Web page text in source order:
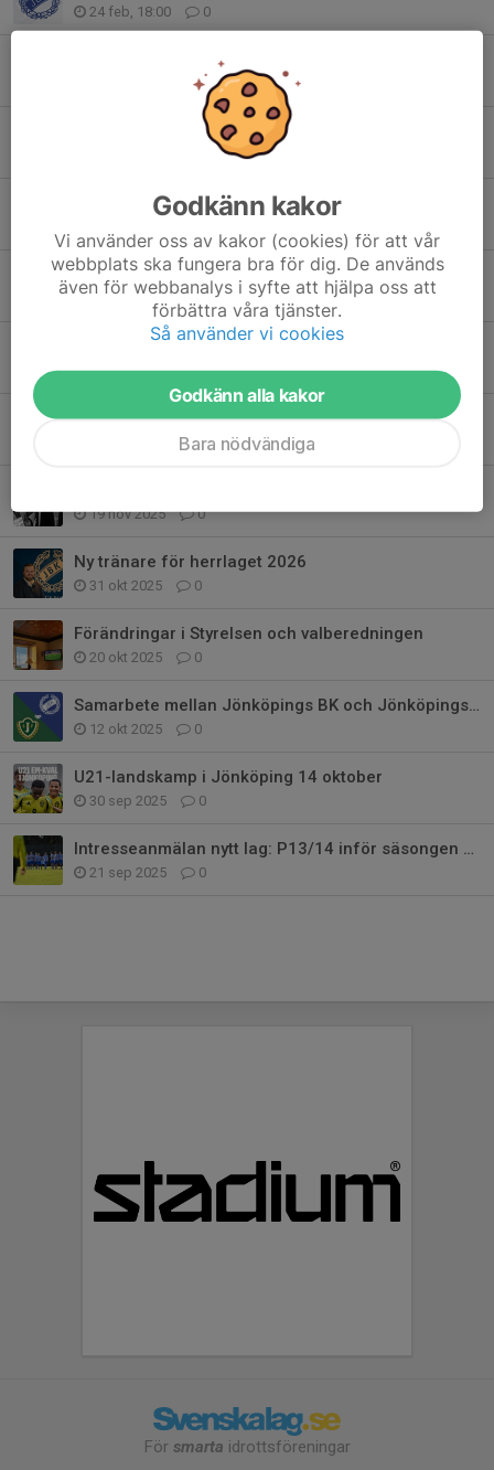
24 feb, 18:00 0
Återstart av herrverksamheten - häng med!
0
Jönköpings BK har dragit sig ur Division 4 Herr
JBK är nu anslutet till Fritidskortet
25 jan, 09:00 0
JBK förlänger partnerskap med Stadium + Nike
19 dec 2025 0
Årskort på Nordic Wellness till minst 50% via JBK
0
19 nov 2025 0
Ny tränare för herrlaget 2026
31 okt 2025 0
Förändringar i Styrelsen och valberedningen
20 okt 2025 0
Samarbete mellan Jönköpings BK och Jönköpings Södra IF
12 okt 2025 0
U21-landskamp i Jönköping 14 oktober
30 sep 2025 0
Intresseanmälan nytt lag: P13/14 inför säsongen 2026
21 sep 2025 0
För smarta idrottsföreningar
Godkänn kakor
Vi använder oss av kakor (cookies) för att vår
webbplats ska fungera bra för dig. De används
även för webbanalys i syfte att hjälpa oss att
förbättra våra tjänster.
Så använder vi cookies
Godkänn alla kakor
Bara nödvändiga